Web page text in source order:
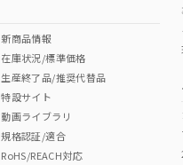
新商品情報
在庫状況/標準価格
生産終了品/推奨代替品
特設サイト
動画ライブラリ
規格認証/適合
RoHS/REACH対応